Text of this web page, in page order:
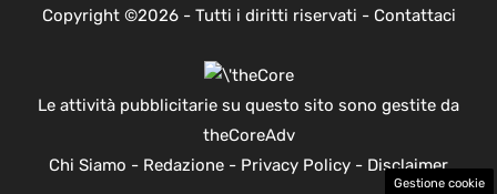
Copyright ©2026 - Tutti i diritti riservati - Contattaci
Le attività pubblicitarie su questo sito sono gestite da
theCoreAdv
Chi Siamo - Redazione - Privacy Policy - Disclaimer
Gestione cookie